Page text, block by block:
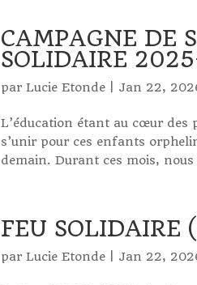
CAMPAGNE DE
SOLIDAIRE
parLucie Etonde Jan 22,
L’éducation étant au cœur des
s’unir pour ces enfants
demain. Durant ces mois,
FEU SOLIDAIRE
parLucie Etonde Jan 22,